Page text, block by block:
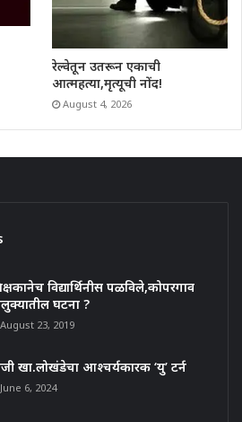
रेल्वेतून उतरून एकाची
आत्महत्या,मृत्यूची नोंद!
August 4, 2026
विद्यार्थिनीस पळविले,कोपरगाव
घटना ?
August 23, 2019
खा.लोखंडेचा आश्चर्यकारक ‘यु’ टर्न
June 6, 2024